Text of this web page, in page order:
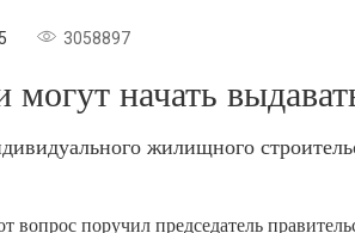
3058897
могут начать
жилищного
вопрос поручил председатель